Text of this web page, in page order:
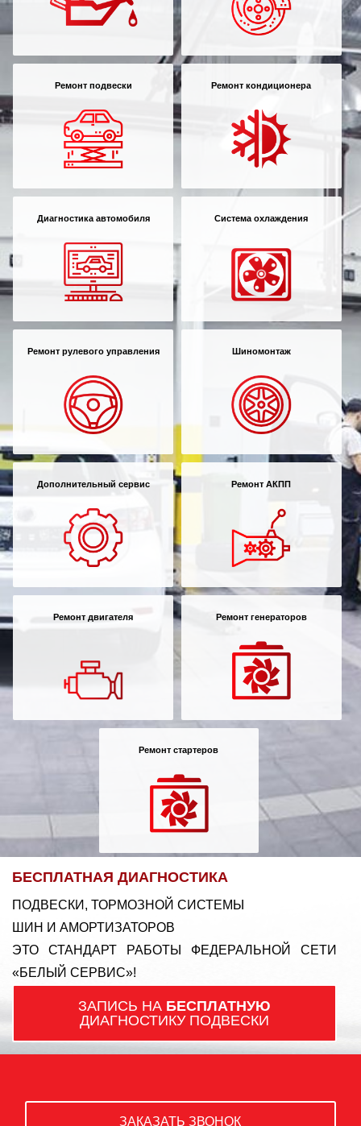
Ремонт подвески Ремонт кондиционера
Диагностика автомобиля Система охлаждения
Ремонт рулевого управления Шиномонтаж
Дополнительный сервис Ремонт АКПП
Ремонт двигателя Ремонт генераторов
Ремонт стартеров
БЕСПЛАТНАЯ ДИАГНОСТИКА
ПОДВЕСКИ, ТОРМОЗНОЙ СИСТЕМЫ
ШИН И АМОРТИЗАТОРОВ
ЭТО СТАНДАРТ РАБОТЫ ФЕДЕРАЛЬНОЙ СЕТИ
«БЕЛЫЙ СЕРВИС»!
ЗАПИСЬ НА БЕСПЛАТНУЮ
ДИАГНОСТИКУ ПОДВЕСКИ
ЗАКАЗАТЬ ЗВОНОК